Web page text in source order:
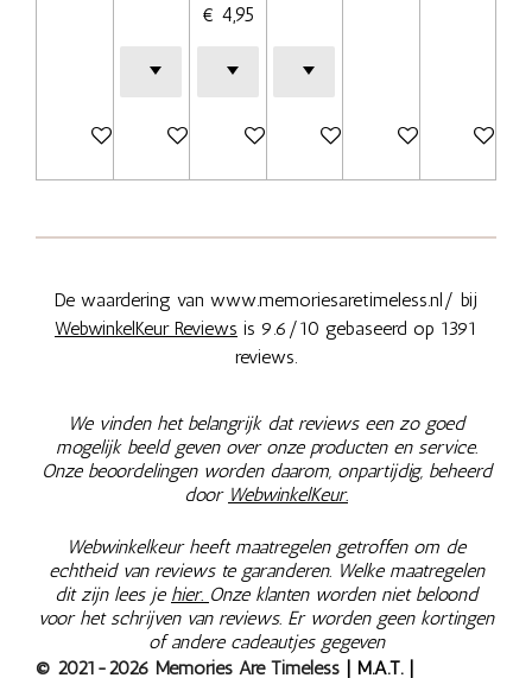
In winkelwagenBekijk details
€ 4,95
In winkelwagenBekijk detailsIn winkelwagen
In
De waardering van www.memoriesaretimeless.nl/ bij
WebwinkelKeur Reviews is 9.6/10 gebaseerd op 1391
reviews.
We vinden het belangrijk dat reviews een zo goed
mogelijk beeld geven over onze producten en service.
Onze beoordelingen worden daarom, onpartijdig, beheerd
door WebwinkelKeur.
Webwinkelkeur heeft maatregelen getroffen om de
echtheid van reviews te garanderen. Welke maatregelen
dit zijn lees je hier. Onze klanten worden niet beloond
voor het schrijven van reviews. Er worden geen kortingen
of andere cadeautjes gegeven
© 2021-2026 Memories Are Timeless | M.A.T. |